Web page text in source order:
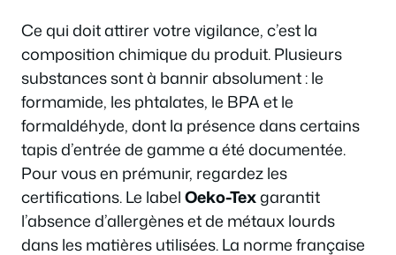
Ce qui doit attirer votre vigilance, c’est la
composition chimique du produit. Plusieurs
substances sont à bannir absolument : le
formamide, les phtalates, le BPA et le
formaldéhyde, dont la présence dans certains
tapis d’entrée de gamme a été documentée.
Pour vous en prémunir, regardez les
certifications. Le labelOeko-Texgarantit
l’absence d’allergènes et de métaux lourds
dans les matières utilisées. La norme française